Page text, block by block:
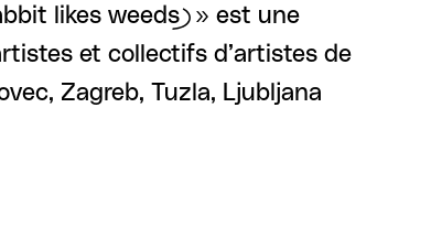
likes weeds) » est une
et collectifs d’artistes de
Zagreb, Tuzla, Ljubljana